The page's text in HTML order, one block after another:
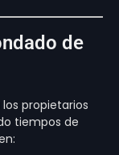
de
propietarios
tiempos de